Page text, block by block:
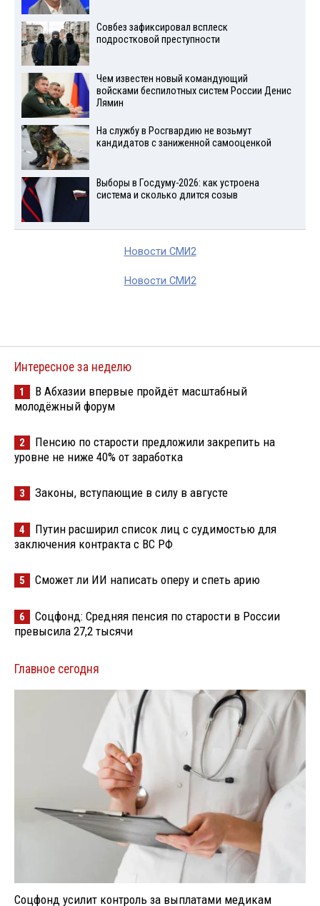
Совбез зафиксировал всплеск
подростковой преступности
Чем известен новый командующий
войсками беспилотных систем России Денис
Лямин
На службу в Росгвардию не возьмут
кандидатов с заниженной самооценкой
Выборы в Госдуму-2026: как устроена
система и сколько длится созыв
Новости СМИ2
Новости СМИ2
Интересное за неделю
1
В Абхазии впервые пройдёт масштабный
молодёжный форум
2
Пенсию по старости предложили закрепить на
уровне не ниже 40% от заработка
3 Законы, вступающие в силу в августе
4
Путин расширил список лиц с судимостью для
заключения контракта с ВС РФ
5 Сможет ли ИИ написать оперу и спеть арию
6
Соцфонд: Средняя пенсия по старости в России
превысила 27,2 тысячи
Главное сегодня
Соцфонд усилит контроль за выплатами медикам